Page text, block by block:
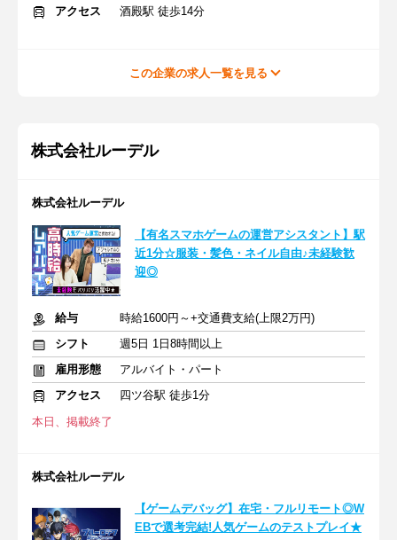
アクセス
酒殿駅 徒歩14分
この企業の求人一覧を見る
株式会社ルーデル
株式会社ルーデル
【有名スマホゲームの運営アシスタント】駅
近1分☆服装・髪色・ネイル自由♪未経験歓
迎◎
給与
時給1600円～+交通費支給(上限2万円)
シフト
週5日 1日8時間以上
雇用形態
アルバイト・パート
アクセス
四ツ谷駅 徒歩1分
本日、掲載終了
株式会社ルーデル
【ゲームデバッグ】在宅・フルリモート◎W
EBで選考完結!人気ゲームのテストプレイ★